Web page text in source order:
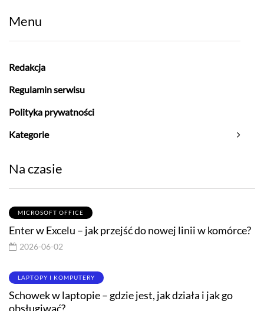
Menu
Redakcja
Regulamin serwisu
Polityka prywatności
Kategorie
Na czasie
MICROSOFT OFFICE
Enter w Excelu – jak przejść do nowej linii w komórce?
2026-06-02
LAPTOPY I KOMPUTERY
Schowek w laptopie – gdzie jest, jak działa i jak go
obsługiwać?